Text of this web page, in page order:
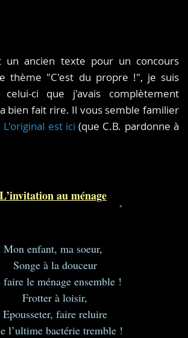
un ancien texte pour un concours
thème "C'est du propre !", je suis
ci que j'avais complètement
bien fait rire. Il vous semble familier
L'original est ici(que C.B. pardonne à
L’invitation au ménage
Mon enfant, ma soeur,
Songe à la douceur
faire le ménage ensemble !
Frotter à loisir,
Epousseter, faire reluire
l’ultime bactérie tremble !